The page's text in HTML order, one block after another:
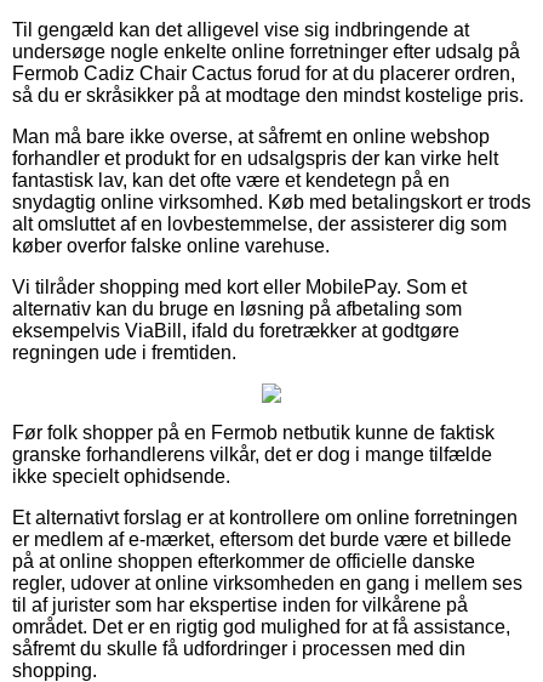
Til gengæld kan det alligevel vise sig indbringende at
undersøge nogle enkelte online forretninger efter udsalg på
Fermob Cadiz Chair Cactus forud for at du placerer ordren,
så du er skråsikker på at modtage den mindst kostelige pris.
Man må bare ikke overse, at såfremt en online webshop
forhandler et produkt for en udsalgspris der kan virke helt
fantastisk lav, kan det ofte være et kendetegn på en
snydagtig online virksomhed. Køb med betalingskort er trods
alt omsluttet af en lovbestemmelse, der assisterer dig som
køber overfor falske online varehuse.
Vi tilråder shopping med kort eller MobilePay. Som et
alternativ kan du bruge en løsning på afbetaling som
eksempelvis ViaBill, ifald du foretrækker at godtgøre
regningen ude i fremtiden.
Før folk shopper på en Fermob netbutik kunne de faktisk
granske forhandlerens vilkår, det er dog i mange tilfælde
ikke specielt ophidsende.
Et alternativt forslag er at kontrollere om online forretningen
er medlem af e-mærket, eftersom det burde være et billede
på at online shoppen efterkommer de officielle danske
regler, udover at online virksomheden en gang i mellem ses
til af jurister som har ekspertise inden for vilkårene på
området. Det er en rigtig god mulighed for at få assistance,
såfremt du skulle få udfordringer i processen med din
shopping.